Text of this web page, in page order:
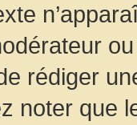
rédiger
noter que